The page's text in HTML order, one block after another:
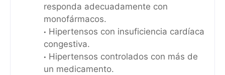
responda adecuadamente con
monofármacos.
Hipertensos con insuficiencia cardíaca
congestiva.
Hipertensos controlados con más de
un medicamento.